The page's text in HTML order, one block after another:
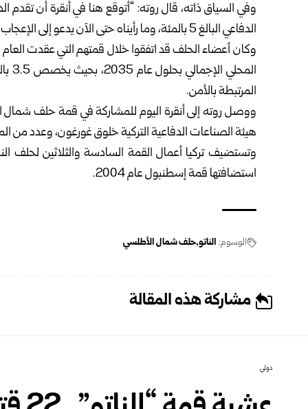
وفي السياق ذاته، قال روته: “أتوقع هنا في أنقرة أن
الدفاعي البالغ 5 بالمئة، وما رأيناه حتى الآن يدعو إلى الإعجاب”.
المرتبطة بالأمن.
ووصل روته إلى أنقرة اليوم للمشاركة في قمة حلف شمال
هيئة الصناعات الدفاعية التركية خلوق غورغون، وعدد من
وتستضيف تركيا أعمال القمة السادسة والثلاثين لحلف
استضافتها قمة إسطنبول عام 2004.
الوسوم: الناتو حلف شمال الأطلسي
مشاركة هذه المقالة
دولي